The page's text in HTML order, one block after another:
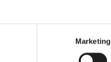
Marketing